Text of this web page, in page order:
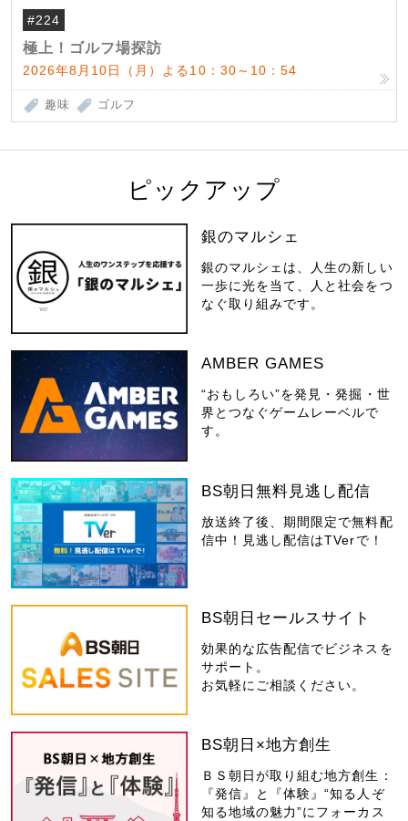
#224
極上！ゴルフ場探訪
2026年8月10日（月）よる10：30～10：54
趣味 ゴルフ
ピックアップ
銀のマルシェ
銀のマルシェは、人生の新しい
一歩に光を当て、人と社会をつ
なぐ取り組みです。
AMBER GAMES
“おもしろい”を発見・発掘・世
界とつなぐゲームレーベルで
す。
BS朝日無料見逃し配信
放送終了後、期間限定で無料配
信中！見逃し配信はTVerで！
BS朝日セールスサイト
効果的な広告配信でビジネスを
サポート。
お気軽にご相談ください。
BS朝日×地方創生
ＢＳ朝日が取り組む地方創生：
『発信』と『体験』“知る人ぞ
知る地域の魅力”にフォーカス